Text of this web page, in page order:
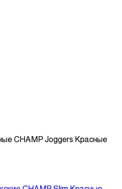
CHAMP Joggers Красные